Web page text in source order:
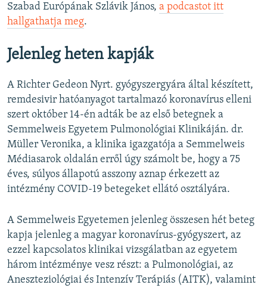
Szabad Európának Szlávik János, a podcastot itt
hallgathatja meg.
Jelenleg heten kapják
A Richter Gedeon Nyrt. gyógyszergyára által készített,
remdesivir hatóanyagot tartalmazó koronavírus elleni
szert október 14-én adták be az első betegnek a
Semmelweis Egyetem Pulmonológiai Klinikáján. dr.
Müller Veronika, a klinika igazgatója a Semmelweis
Médiasarok oldalán erről úgy számolt be, hogy a 75
éves, súlyos állapotú asszony aznap érkezett az
intézmény COVID-19 betegeket ellátó osztályára.
A Semmelweis Egyetemen jelenleg összesen hét beteg
kapja jelenleg a magyar koronavírus-gyógyszert, az
ezzel kapcsolatos klinikai vizsgálatban az egyetem
három intézménye vesz részt: a Pulmonológiai, az
Aneszteziológiai és Intenzív Terápiás (AITK), valamint